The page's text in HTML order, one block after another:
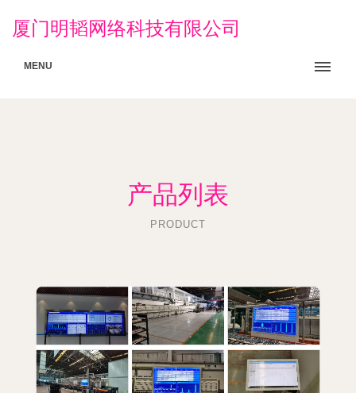
厦门明韬网络科技有限公司
MENU
产品列表
PRODUCT